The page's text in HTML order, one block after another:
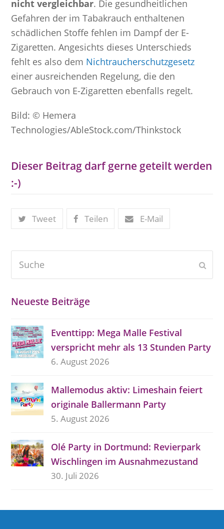
nicht vergleichbar. Die gesundheitlichen
Gefahren der im Tabakrauch enthaltenen
schädlichen Stoffe fehlen im Dampf der E-
Zigaretten. Angesichts dieses Unterschieds
fehlt es also dem Nichtraucherschutzgesetz
einer ausreichenden Regelung, die den
Gebrauch von E-Zigaretten ebenfalls regelt.
Bild: © Hemera
Technologies/AbleStock.com/Thinkstock
Dieser Beitrag darf gerne geteilt werden
:-)
Tweet Teilen E-Mail
Neueste Beiträge
Eventtipp: Mega Malle Festival
verspricht mehr als 13 Stunden Party
6. August 2026
Mallemodus aktiv: Limeshain feiert
originale Ballermann Party
5. August 2026
Olé Party in Dortmund: Revierpark
Wischlingen im Ausnahmezustand
30. Juli 2026